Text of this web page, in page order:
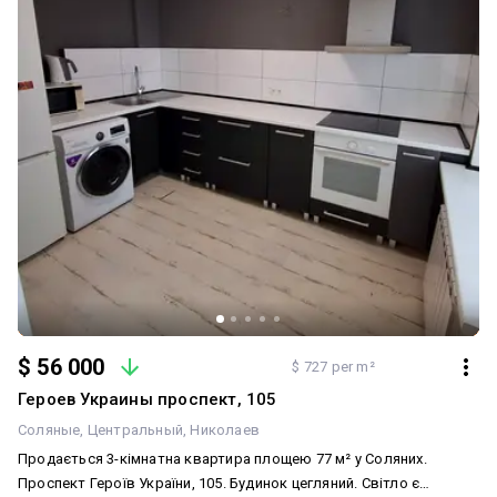
$ 56 000 $ 727 per m²
Героев Украины проспект, 105
Соляные Центральный Николаев
Продається 3-кімнатна квартира площею 77 м² у Соляних.
Проспект Героїв України, 105. Будинок цегляний. Світло є